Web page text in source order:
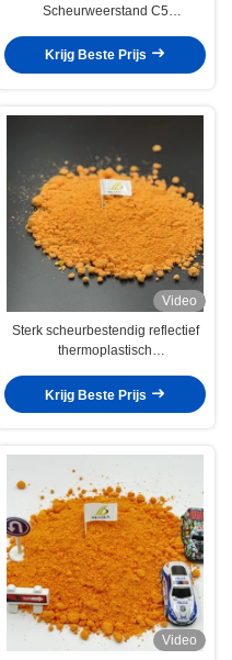
Scheurweerstand C5
Wegmarkeringverf
Krijg Beste Prijs
Video
Sterk scheurbestendig reflectief
thermoplastisch
Krijg Beste Prijs
Video